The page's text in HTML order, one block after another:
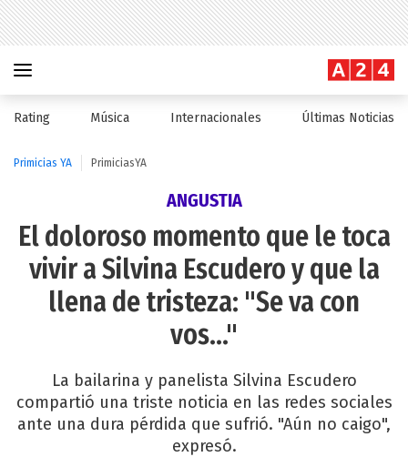
Rating Música Internacionales Últimas Noticias
Primicias YA PrimiciasYA
ANGUSTIA
El doloroso momento que le toca
vivir a Silvina Escudero y que la
llena de tristeza: "Se va con
vos..."
La bailarina y panelista Silvina Escudero
compartió una triste noticia en las redes sociales
ante una dura pérdida que sufrió. "Aún no caigo",
expresó.